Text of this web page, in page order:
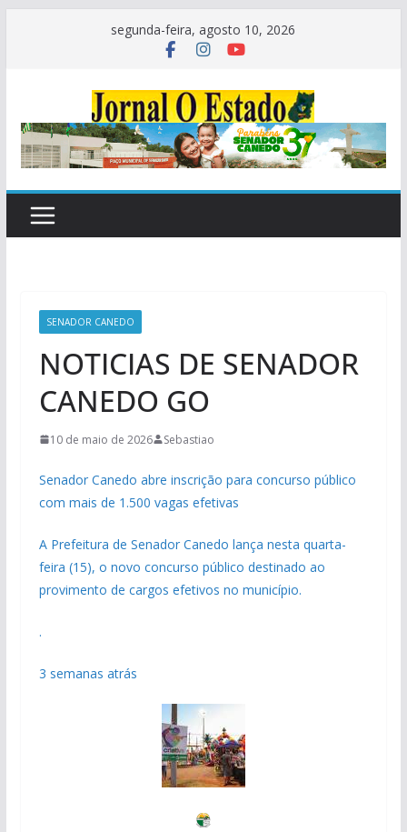
segunda-feira, agosto 10, 2026
SENADOR CANEDO
NOTICIAS DE SENADOR
CANEDO GO
10 de maio de 2026 Sebastiao
Senador Canedo abre inscrição para concurso público
com mais de 1.500 vagas efetivas
A Prefeitura de Senador Canedo lança nesta quarta-
feira (15), o novo concurso público destinado ao
provimento de cargos efetivos no município.
.
3 semanas atrás